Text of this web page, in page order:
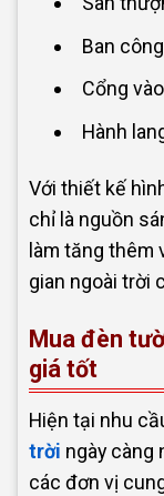
Ban công
Cổng vào
Hành
Với thiết kế
chỉ là nguồn
làm tăng thêm
gian ngoài trời
Mua đèn
giá tốt
Hiện tại nhu
trời ngày càng
các đơn vị